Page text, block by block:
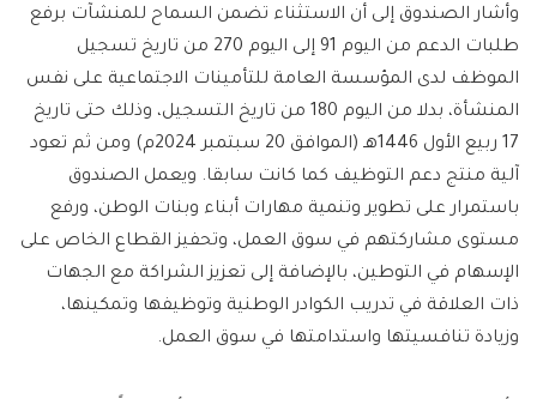
وأشار الصندوق إلى أن الاستثناء تضمن السماح للمنشآت برفع
طلبات الدعم من اليوم 91 إلى اليوم 270 من تاريخ تسجيل
الموظف لدى المؤسسة العامة للتأمينات الاجتماعية على نفس
المنشأة، بدلا من اليوم 180 من تاريخ التسجيل، وذلك حتى تاريخ
17 ربيع الأول 1446هـ (الموافق 20 سبتمبر 2024م) ومن ثم تعود
آلية منتج دعم التوظيف كما كانت سابقا. ويعمل الصندوق
باستمرار على تطوير وتنمية مهارات أبناء وبنات الوطن، ورفع
مستوى مشاركتهم في سوق العمل، وتحفيز القطاع الخاص على
الإسهام في التوطين، بالإضافة إلى تعزيز الشراكة مع الجهات
ذات العلاقة في تدريب الكوادر الوطنية وتوظيفها وتمكينها،
وزيادة تنافسيتها واستدامتها في سوق العمل.